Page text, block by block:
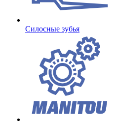
Cилосные зубья